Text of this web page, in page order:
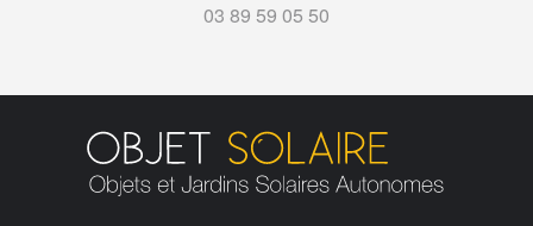
03 89 59 05 50